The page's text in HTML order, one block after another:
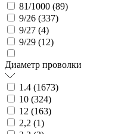
81/1000 (89)
9/26 (337)
9/27 (4)
9/29 (12)
Диаметр проволки
1.4 (1673)
10 (324)
12 (163)
2,2 (1)